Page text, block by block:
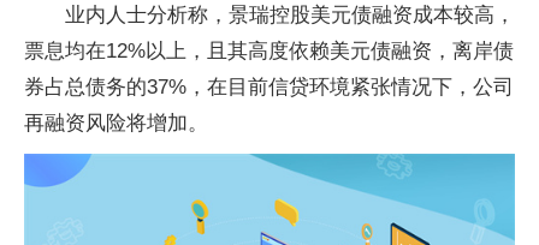
业内人士分析称，景瑞控股美元债融资成本较高，
票息均在12%以上，且其高度依赖美元债融资，离岸债
券占总债务的37%，在目前信贷环境紧张情况下，公司
再融资风险将增加。